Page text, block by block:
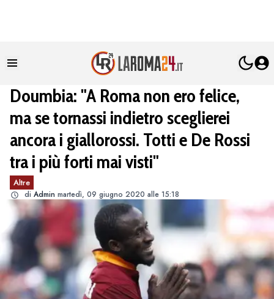
Doumbia: "A Roma non ero felice,
ma se tornassi indietro sceglierei
ancora i giallorossi. Totti e De Rossi
tra i più forti mai visti"
Altre
di Admin martedì, 09 giugno 2020 alle 15:18